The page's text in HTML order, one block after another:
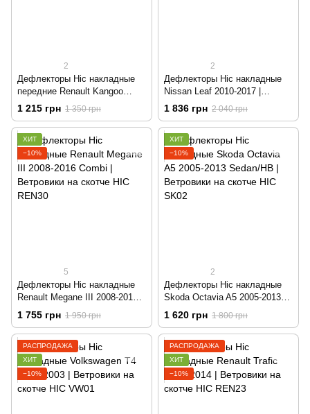
2
Дефлекторы Hic накладные
передние Renault Kangoo
2008+| Ветровики на скотче
HIC REN25-1
1 215 грн 1 350 грн
2
Дефлекторы Hic накладные
Nissan Leaf 2010-2017 |
Ветровики на скотче HIC Ni87
1 836 грн 2 040 грн
ХИТ
−10%
5
Дефлекторы Hic накладные
Renault Megane III 2008-2016
Combi | Ветровики на скотче
HIC REN30
1 755 грн 1 950 грн
ХИТ
−10%
2
Дефлекторы Hic накладные
Skoda Octavia A5 2005-2013
Sedan/HB | Ветровики на
скотче HIC SK02
1 620 грн 1 800 грн
РАСПРОДАЖА
ХИТ
−10%
РАСПРОДАЖА
ХИТ
−10%